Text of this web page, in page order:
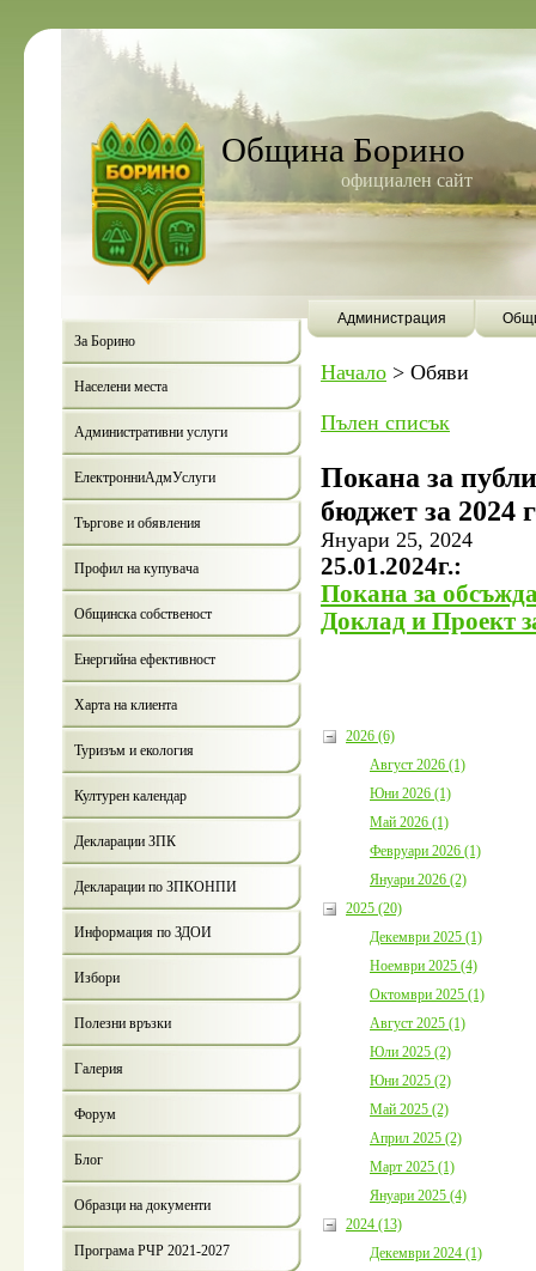
Община Борино
официален сайт
Администрация
За Борино
Населени места
Административни услуги
ЕлектронниАдмУслуги
Търгове и обявления
Профил на купувача
Общинска собственост
Енергийна ефективност
Харта на клиента
Туризъм и екология
Културен календар
Декларации ЗПК
Декларации по ЗПКОНПИ
Информация по ЗДОИ
Избори
Полезни връзки
Галерия
Форум
Блог
Образци на документи
Програма РЧР 2021-2027
Начало > Обяви
Пълен списък
Покана за
бюджет за 2024
Януари 25, 2024
25.01.2024г.:
Покана за
Доклад и Проект
2026 (6)
Август 2026 (1)
Юни 2026 (1)
Май 2026 (1)
Февруари 2026 (1)
Януари 2026 (2)
2025 (20)
Декември 2025 (1)
Ноември 2025 (4)
Октомври 2025 (1)
Август 2025 (1)
Юли 2025 (2)
Юни 2025 (2)
Май 2025 (2)
Април 2025 (2)
Март 2025 (1)
Януари 2025 (4)
2024 (13)
Декември 2024 (1)